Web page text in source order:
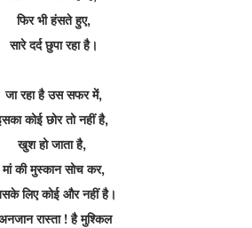
फिर भी हंसते हुए,
सारे दर्द छुपा रहा है।
जा रहा है उस सफर में,
इसका कोई छोर तो नहीं है,
खुश हो जाता है,
मां की मुस्कान सोच कर,
जिसके लिए कोई और नहीं है।
अनजान रास्ता ! है मुश्किल